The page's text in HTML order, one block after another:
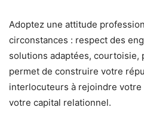
Adoptez une attitude
circonstances : respect des
solutions adaptées,
permet de construire votre
interlocuteurs à rejoindre votre
votre capital relationnel.